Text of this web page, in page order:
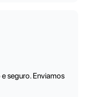
seguro. Enviamos